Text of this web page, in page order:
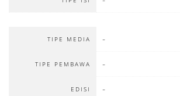
TIPE MEDIA -
TIPE PEMBAWA -
EDISI -